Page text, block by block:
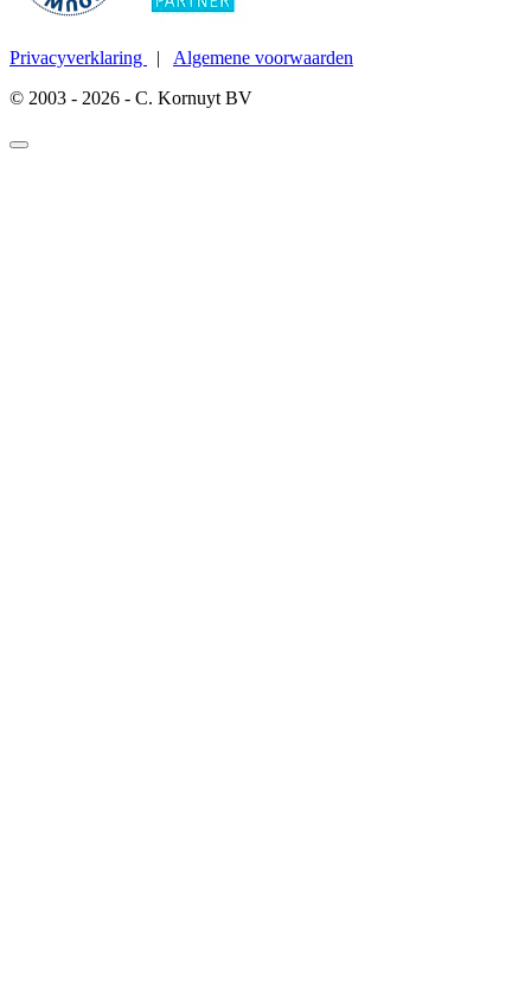
Privacyverklaring | Algemene voorwaarden
© 2003 - 2026 - C. Kornuyt BV